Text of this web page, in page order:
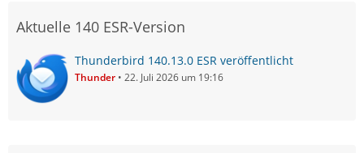
Aktuelle 140 ESR-Version
Thunderbird 140.13.0 ESR veröffentlicht
Thunder 22. Juli 2026 um 19:16